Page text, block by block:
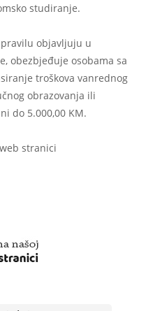
studiranje.
pravilu objavljuju u
obezbjeđuje osobama sa
troškova vanrednog
obrazovanja ili
do 5.000,00 KM.
stranici